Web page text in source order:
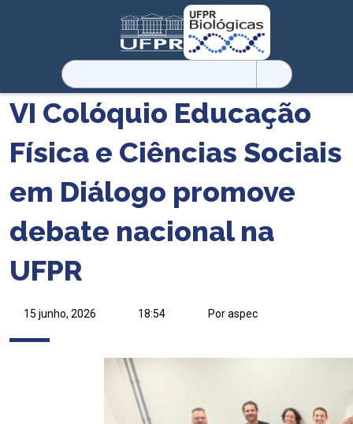
Pesquisar
por:
VI Colóquio Educação
Física e Ciências Sociais
em Diálogo promove
debate nacional na
UFPR
15 junho, 2026 18:54 Por aspec